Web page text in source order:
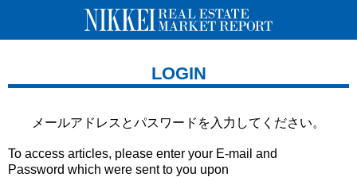
LOGIN
メールアドレスとパスワードを 入力してください。
To access articles, please enter your E-mail and
Password which were sent to you upon